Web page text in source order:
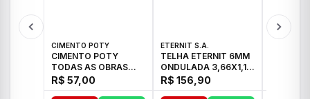
CIMENTO POTY
CIMENTO POTY
TODAS AS OBRAS
50KG CP-II F/32
R$ 57,00
ETERNIT S.A.
TELHA ETERNIT 6MM
ONDULADA 3,66X1,10
48,80KG
R$ 156,90